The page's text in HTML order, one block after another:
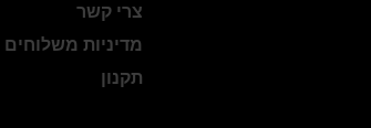
צרי קשר
מדיניות משלוחים
תקנון